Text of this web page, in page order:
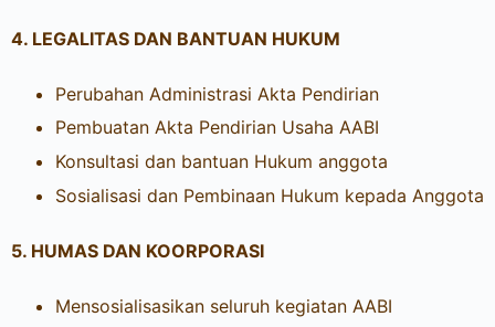
4. LEGALITAS DAN BANTUAN HUKUM
Perubahan Administrasi Akta Pendirian
Pembuatan Akta Pendirian Usaha AABI
Konsultasi dan bantuan Hukum anggota
Sosialisasi dan Pembinaan Hukum kepada Anggota
5. HUMAS DAN KOORPORASI
Mensosialisasikan seluruh kegiatan AABI